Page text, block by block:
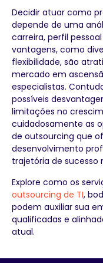
Decidir atuar como
depende de uma
carreira, perfil
vantagens, como
flexibilidade, são
mercado em
especialistas.
possíveis
limitações no
cuidadosamente as
de outsourcing que
desenvolvimento
trajetória de sucesso
Explore como os
outsourcing de TI,
podem auxiliar sua
qualificadas e
atual.